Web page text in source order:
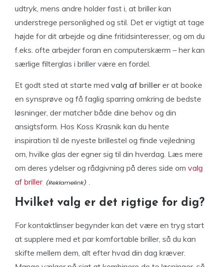
udtryk, mens andre holder fast i, at briller kan
understrege personlighed og stil. Det er vigtigt at tage
højde for dit arbejde og dine fritidsinteresser, og om du
f.eks. ofte arbejder foran en computerskærm – her kan
særlige filterglas i briller være en fordel.
Et godt sted at starte med valg af briller er at booke
en synsprøve og få faglig sparring omkring de bedste
løsninger, der matcher både dine behov og din
ansigtsform. Hos Koss Krasnik kan du hente
inspiration til de nyeste brillestel og finde vejledning
om, hvilke glas der egner sig til din hverdag. Læs mere
om deres ydelser og rådgivning på deres side om valg
af briller
Hvilket valg er det rigtige for dig?
For kontaktlinser begynder kan det være en tryg start
at supplere med et par komfortable briller, så du kan
skifte mellem dem, alt efter hvad din dag kræver.